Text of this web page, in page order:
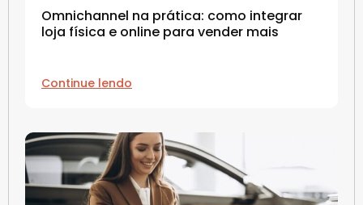
Omnichannel na prática: como integrar
loja física e online para vender mais
Continue lendo